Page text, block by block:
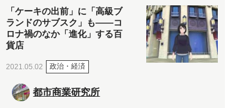
「ケーキの出前」に「高級ブ
ランドのサブスク」も――コ
ロナ禍のなか「進化」する百
貨店
2021.05.02 政治・経済
都市商業研究所